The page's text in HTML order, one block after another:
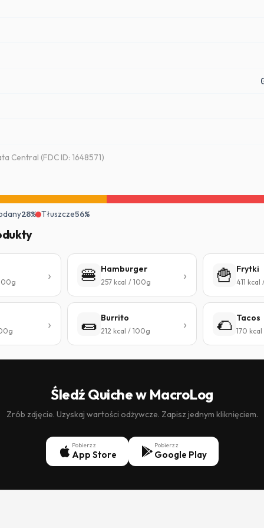
Central (FDC ID: 1648571)
28% Tłuszcze56%
🍔 Hamburger
257 kcal / 100g 🍟 Frytki
411
🌯 Burrito
212 kcal / 100g 🌮 Tacos
170
Śledź Quiche w MacroLog
Zrób zdjęcie. Uzyskaj wartości odżywcze. Zapisz jednym kliknięciem.
Pobierz z
App Store
Pobierz z
Google Play